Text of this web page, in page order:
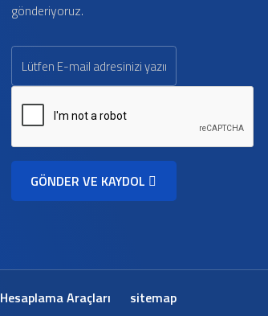
gönderiyoruz.
GÖNDER VE KAYDOL
Hesaplama Araçları sitemap